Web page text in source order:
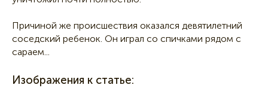
Причиной же происшествия оказался девятилетний
соседский ребенок. Он играл со спичками рядом с
сараем...
Изображения к статье: